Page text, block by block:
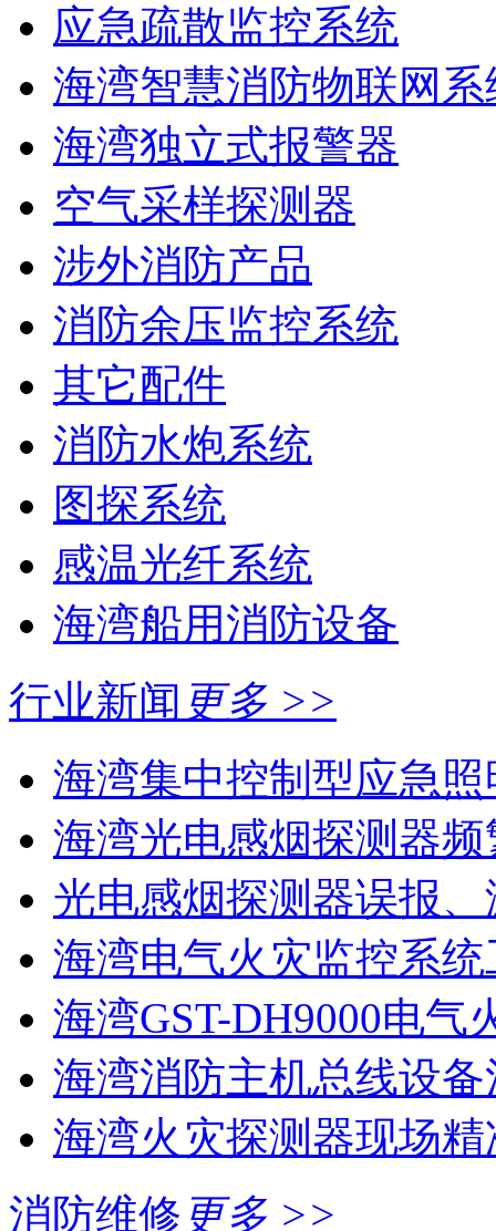
应急疏散监控系统
海湾智慧消防物联网系
海湾独立式报警器
空气采样探测器
涉外消防产品
消防余压监控系统
其它配件
消防水炮系统
图探系统
感温光纤系统
海湾船用消防设备
行业新闻 更多 >>
海湾集中控制型应急照
海湾光电感烟探测器
光电感烟探测器误报
海湾电气火灾监控系统
海湾GST-DH9000电气
海湾消防主机总线设备
海湾火灾探测器现场
消防维修 更多 >>